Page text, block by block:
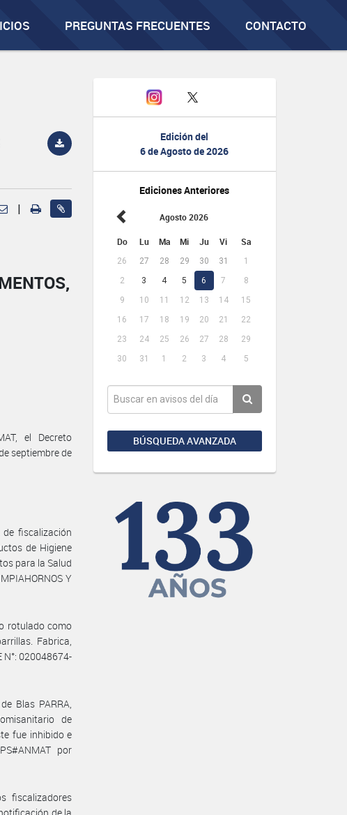
PREGUNTAS FRECUENTES CONTACTO
Edición del
6 de Agosto de 2026
Ediciones Anteriores
Agosto 2026
Do Lu Ma Mi Ju Vi Sa
26 27 28 29 30 31
1
2
3 4 5 6 7
8
9
10 11 12 13 14
15
16
17 18 19 20 21
22
23
24 25 26 27 28
29
30
31 1 2 3 4 5
BÚSQUEDA AVANZADA
|
el Decreto
septiembre de
fiscalización
de Higiene
para la Salud
Y
rotulado como
Fabrica,
N°: 020048674-
Blas PARRA,
de
fue inhibido e
por
fiscalizadores